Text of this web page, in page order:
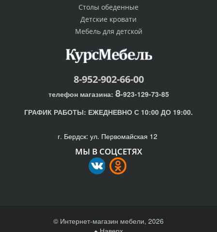
Столы обеденные
Детские кровати
Мебель для детской
8-952-902-66-00
телефон магазина: 8-923-129-73-85
ГРАФИК РАБОТЫ: ЕЖЕДНЕВНО С 10:00 ДО 19:00.
г. Бердск: ул. Первомайская 12
МЫ В СОЦСЕТЯХ
© Интернет-магазин мебели, 2026